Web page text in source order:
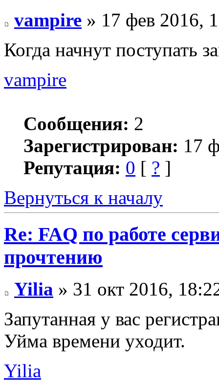
vampire » 17 фев 2016,
Когда начнут поступать
vampire
Сообщения: 2
Зарегистрирован: 17
Репутация: 0 [ ? ]
Вернуться к началу
Re: FAQ по работе
прочтению
Yilia » 31 окт 2016,
Запутанная у вас
Уйма времени уходит.
Yilia